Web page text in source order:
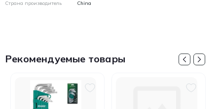
Страна производитель China
Рекомендуемые товары